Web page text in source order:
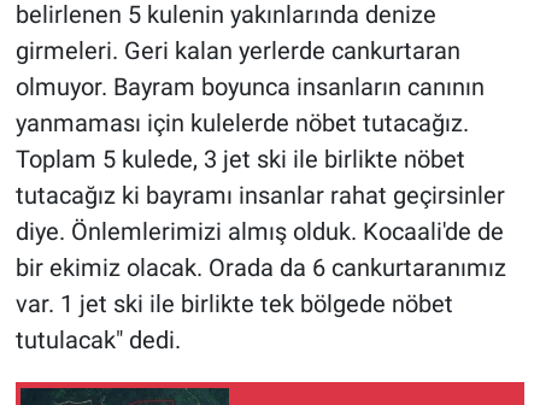
belirlenen 5 kulenin yakınlarında denize
girmeleri. Geri kalan yerlerde cankurtaran
olmuyor. Bayram boyunca insanların canının
yanmaması için kulelerde nöbet tutacağız.
Toplam 5 kulede, 3 jet ski ile birlikte nöbet
tutacağız ki bayramı insanlar rahat geçirsinler
diye. Önlemlerimizi almış olduk. Kocaali'de de
bir ekimiz olacak. Orada da 6 cankurtaranımız
var. 1 jet ski ile birlikte tek bölgede nöbet
tutulacak" dedi.